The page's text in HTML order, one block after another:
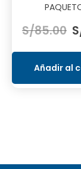
S/85.00
Añadir al